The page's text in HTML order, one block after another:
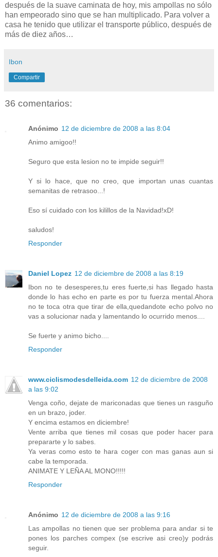
después de la suave caminata de hoy, mis ampollas no sólo
han empeorado sino que se han multiplicado. Para volver a
casa he tenido que utilizar el transporte público, después de
más de diez años…
Ibon
Compartir
36 comentarios:
Anónimo 12 de diciembre de 2008 a las 8:04
Animo amigoo!!
Seguro que esta lesion no te impide seguir!!
Y si lo hace, que no creo, que importan unas cuantas
semanitas de retrasoo...!
Eso sí cuidado con los kilillos de la Navidad!xD!
saludos!
Responder
Daniel Lopez 12 de diciembre de 2008 a las 8:19
Ibon no te desesperes,tu eres fuerte,si has llegado hasta
donde lo has echo en parte es por tu fuerza mental.Ahora
no te toca otra que tirar de ella,quedandote echo polvo no
vas a solucionar nada y lamentando lo ocurrido menos....
Se fuerte y animo bicho....
Responder
www.ciclismodesdelleida.com 12 de diciembre de 2008
a las 9:02
Venga coño, dejate de mariconadas que tienes un rasguño
en un brazo, joder.
Y encima estamos en diciembre!
Vente arriba que tienes mil cosas que poder hacer para
prepararte y lo sabes.
Ya veras como esto te hara coger con mas ganas aun si
cabe la temporada.
ANIMATE Y LEÑA AL MONO!!!!!
Responder
Anónimo 12 de diciembre de 2008 a las 9:16
Las ampollas no tienen que ser problema para andar si te
pones los parches compex (se escrive asi creo)y podrás
seguir.